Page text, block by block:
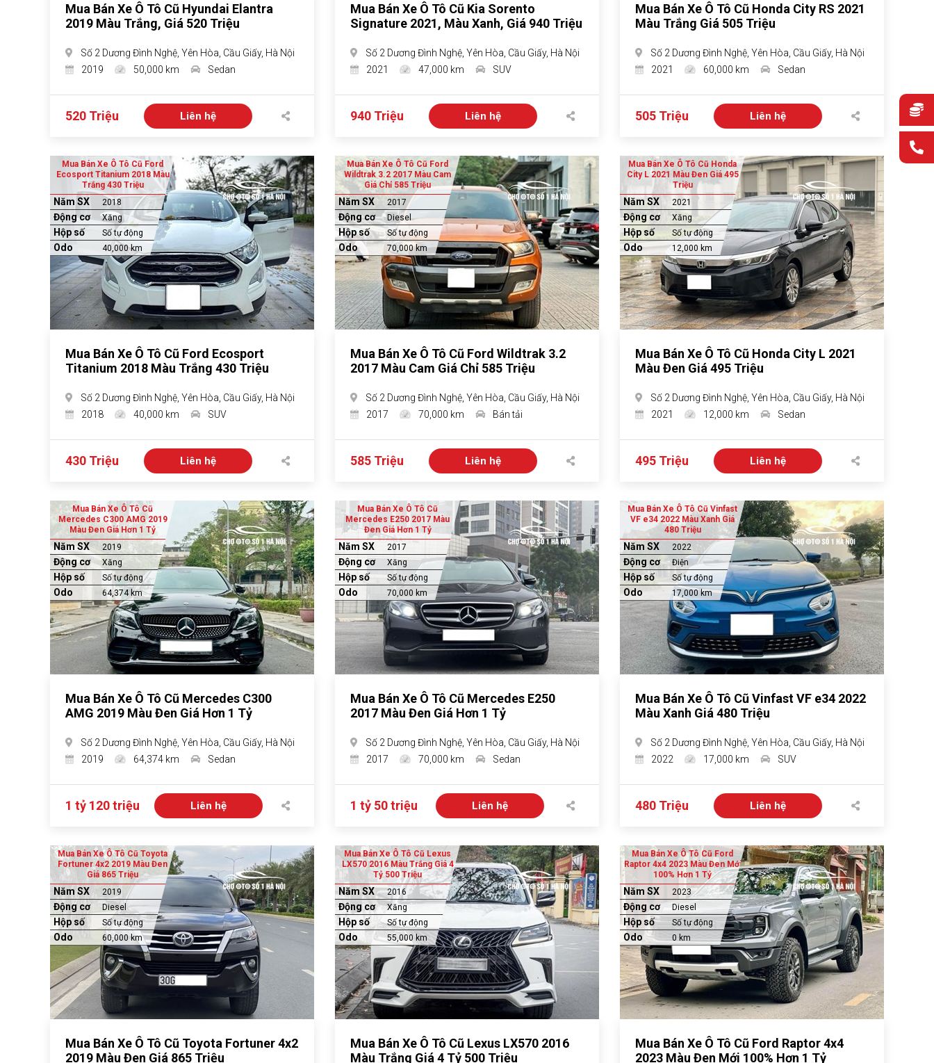
Mua Bán Xe Ô Tô Cũ Hyundai Elantra
2019 Màu Trắng, Giá 520 Triệu
Số 2 Dương Đình Nghệ, Yên Hòa, Cầu Giấy, Hà Nội
2019
50,000 km Sedan
520 Triệu Liên hệ
Mua Bán Xe Ô Tô Cũ Kia Sorento
Signature 2021, Màu Xanh, Giá 940 Triệu
Số 2 Dương Đình Nghệ, Yên Hòa, Cầu Giấy, Hà Nội
2021
47,000 km SUV
940 Triệu Liên hệ
Mua Bán Xe Ô Tô Cũ Honda City RS 2021
Màu Trắng Giá 505 Triệu
Số 2 Dương Đình Nghệ, Yên Hòa, Cầu Giấy, Hà Nội
2021
60,000 km Sedan
505 Triệu Liên hệ
Mua Bán Xe Ô Tô Cũ Ford
Ecosport Titanium 2018 Màu
Trắng 430 Triệu
Năm SX 2018
Động cơ Xăng
Hộp số Số tự động
Odo 40,000 km
Mua Bán Xe Ô Tô Cũ Ford Ecosport
Titanium 2018 Màu Trắng 430 Triệu
Số 2 Dương Đình Nghệ, Yên Hòa, Cầu Giấy, Hà Nội
2018
40,000 km SUV
430 Triệu Liên hệ
Mua Bán Xe Ô Tô Cũ Ford
Wildtrak 3.2 2017 Màu Cam
Giá Chỉ 585 Triệu
Năm SX 2017
Động cơ Diesel
Hộp số Số tự động
Odo 70,000 km
Mua Bán Xe Ô Tô Cũ Ford Wildtrak 3.2
2017 Màu Cam Giá Chỉ 585 Triệu
Số 2 Dương Đình Nghệ, Yên Hòa, Cầu Giấy, Hà Nội
2017
70,000 km Bán tải
585 Triệu Liên hệ
Mua Bán Xe Ô Tô Cũ Honda
City L 2021 Màu Đen Giá 495
Triệu
Năm SX 2021
Động cơ Xăng
Hộp số Số tự động
Odo 12,000 km
Mua Bán Xe Ô Tô Cũ Honda City L 2021
Màu Đen Giá 495 Triệu
Số 2 Dương Đình Nghệ, Yên Hòa, Cầu Giấy, Hà Nội
2021
12,000 km Sedan
495 Triệu Liên hệ
Mua Bán Xe Ô Tô Cũ
Mercedes C300 AMG 2019
Màu Đen Giá Hơn 1 Tỷ
Năm SX 2019
Động cơ Xăng
Hộp số Số tự động
Odo 64,374 km
Mua Bán Xe Ô Tô Cũ Mercedes C300
AMG 2019 Màu Đen Giá Hơn 1 Tỷ
Số 2 Dương Đình Nghệ, Yên Hòa, Cầu Giấy, Hà Nội
2019
64,374 km Sedan
1 tỷ 120 triệu Liên hệ
Mua Bán Xe Ô Tô Cũ
Mercedes E250 2017 Màu
Đen Giá Hơn 1 Tỷ
Năm SX 2017
Động cơ Xăng
Hộp số Số tự động
Odo 70,000 km
Mua Bán Xe Ô Tô Cũ Mercedes E250
2017 Màu Đen Giá Hơn 1 Tỷ
Số 2 Dương Đình Nghệ, Yên Hòa, Cầu Giấy, Hà Nội
2017
70,000 km Sedan
1 tỷ 50 triệu Liên hệ
Mua Bán Xe Ô Tô Cũ Vinfast
VF e34 2022 Màu Xanh Giá
480 Triệu
Năm SX 2022
Động cơ Điện
Hộp số Số tự động
Odo 17,000 km
Mua Bán Xe Ô Tô Cũ Vinfast VF e34 2022
Màu Xanh Giá 480 Triệu
Số 2 Dương Đình Nghệ, Yên Hòa, Cầu Giấy, Hà Nội
2022
17,000 km SUV
480 Triệu Liên hệ
Mua Bán Xe Ô Tô Cũ Toyota
Fortuner 4x2 2019 Màu Đen
Giá 865 Triệu
Năm SX 2019
Động cơ Diesel
Hộp số Số tự động
Odo 60,000 km
Mua Bán Xe Ô Tô Cũ Toyota Fortuner 4x2
2019 Màu Đen Giá 865 Triệu
Mua Bán Xe Ô Tô Cũ Lexus
LX570 2016 Màu Trắng Giá 4
Tỷ 500 Triệu
Năm SX 2016
Động cơ Xăng
Hộp số Số tự động
Odo 55,000 km
Mua Bán Xe Ô Tô Cũ Lexus LX570 2016
Màu Trắng Giá 4 Tỷ 500 Triệu
Mua Bán Xe Ô Tô Cũ Ford
Raptor 4x4 2023 Màu Đen Mới
100% Hơn 1 Tỷ
Năm SX 2023
Động cơ Diesel
Hộp số Số tự động
Odo 0 km
Mua Bán Xe Ô Tô Cũ Ford Raptor 4x4
2023 Màu Đen Mới 100% Hơn 1 Tỷ